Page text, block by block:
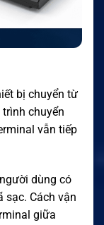
bị chuyển từ
chuyển
vẫn tiếp
dùng có
sạc. Cách vận
giữa